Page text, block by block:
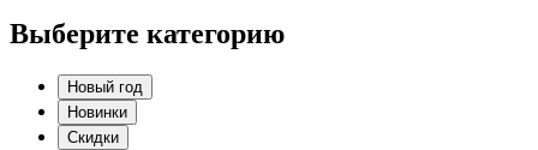
Выберите категорию
Новый год
Новинки
Скидки